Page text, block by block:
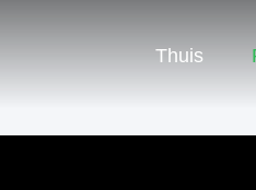
Thuis